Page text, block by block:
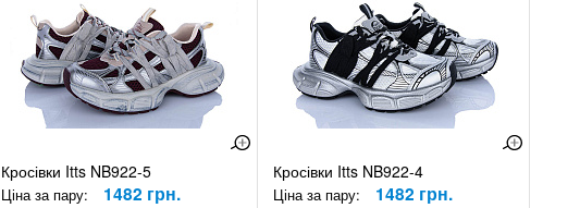
Кросівки Itts NB922-5
Ціна за пару: 1482 грн.
Кросівки Itts NB922-4
Ціна за пару: 1482 грн.